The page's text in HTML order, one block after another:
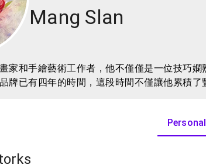
Mang Slan
家和手繪藝術工作者，他不僅僅是一位技巧
牌已有四年的時間，這段時間不僅讓他累積
僅是技巧和手法的展示，更是一種情感和內
感受藝術帶來的快樂和啟發。對他來說，每